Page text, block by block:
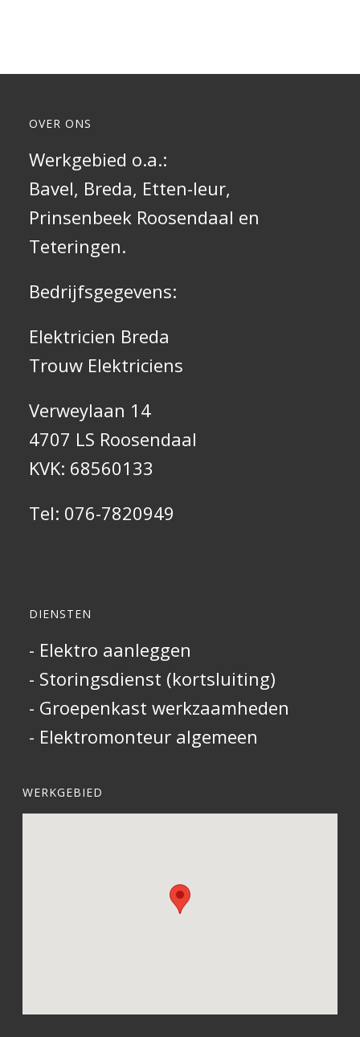
OVER ONS
Werkgebied o.a.:
Bavel, Breda, Etten-leur,
Prinsenbeek Roosendaal en
Teteringen.
Bedrijfsgegevens:
Elektricien Breda
Trouw Elektriciens
Verweylaan 14
4707 LS Roosendaal
KVK: 68560133
Tel: 076-7820949
DIENSTEN
- Elektro aanleggen
- Storingsdienst (kortsluiting)
- Groepenkast werkzaamheden
- Elektromonteur algemeen
WERKGEBIED